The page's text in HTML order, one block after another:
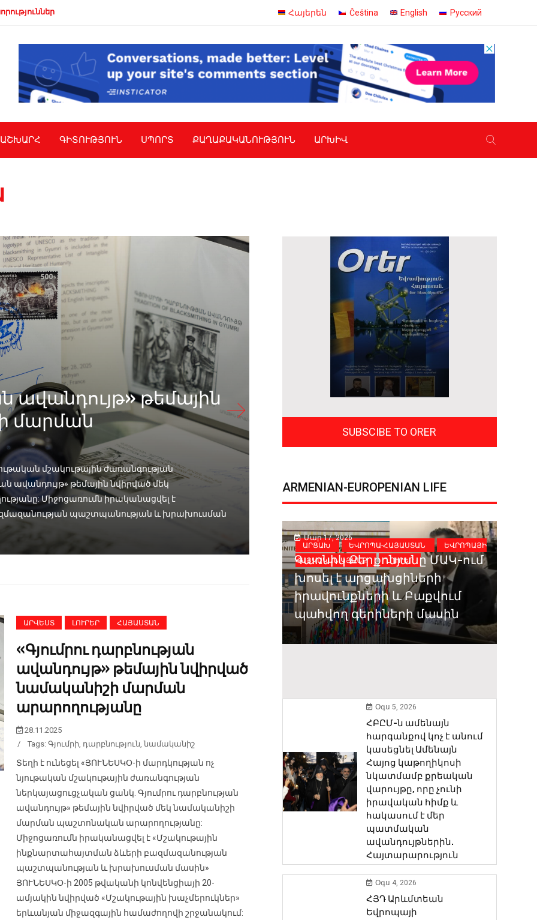
Հայերեն Čeština English Русский
ԱՇԽԱՐՀ ԳԻՏՈՒԹՅՈՒՆ ՍՊՈՐՏ ՔԱՂԱՔԱԿԱՆՈՒԹՅՈՒՆ ԱՐԽԻՎ
ավանդույթ» թեմային
մարման
մշակութային ժառանգության
ավանդույթ» թեմային նվիրված մեկ
Միջոցառումն իրականացվել է
պաշտպանության և խրախուսման
Admin
Գյումրիի դարբնության
է ՅՈՒՆԵՍԿՕ-ի՝
մշակութային
ներկայացուցչական
մշակու­թային ժառանգության պաշտպանության մասին»
ներկայացուցչական ցանկում...
ԱՐՎԵՍՏ ԼՈՒՐԵՐ ՀԱՅԱՍՏԱՆ
«Գյումրու դարբնության
ավանդույթ» թեմային նվիրված
նամականիշի մարման
արարողությանը
28.11.2025
/
Tags:Գյումրի, դարբնություն,նամականիշ
Տեղի է ունեցել «ՅՈՒՆԵՍԿՕ-ի մարդկության ոչ
նյութական մշակութային ժառանգության
ներկայացուցչական ցանկ. Գյումրու դարբնության
ավանդույթ» թեմային նվիրված մեկ նամականիշի
մարման պաշտոնական արարողությանը:
Միջոցառումն իրականացվել է «Մշակութային
ինքնարտահայտման ձևերի բազմազանության
պաշտպանության և խրախուսման մասին»
ՅՈՒՆԵՍԿՕ-ի 2005 թվականի կոնվենցիայի 20-
ամյակին նվիրված «Մշակութային խաչմերուկներ»
երևանյան միջազգային համաժողովի շրջանակում:
SUBSCIBE TO ORER
ARMENIAN-EUROPENIAN LIFE
ԼՈՒՐԵՐ
բուդապեշտյան համաժողովի
դասերը. մարտահրավերներ
եւ առաջարկներ
ԱՐՑԱԽ ԵՎՐՈՊԱ-ՀԱՅԱՍՏԱՆ
ԵՎՐՈՊԱՅԻ
ՀԱՅԿԱԿԱՆ ԿՅԱՆՔ
ԼՈՒՐԵՐ
Մար 17, 2026
Գառնիկ Քերքոնյանը ՄԱԿ-ում
խոսել է արցախցիների
իրավունքների և Բաքվում
պահվող գերիների մասին
Օգս 5, 2026
ՀԲԸՄ-ն ամենայն
հարգանքով կոչ է անում
կասեցնել Ամենայն
Հայոց կաթողիկոսի
նկատմամբ քրեական
վարույթը, որը չունի
իրավական հիմք և
հակասում է մեր
պատմական
ավանդույթներին.
Հայտարարություն
Օգս 4, 2026
ՀՅԴ Արևմտեան
Եվրոպայի